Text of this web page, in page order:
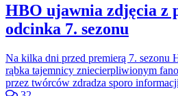
HBO ujawnia zdjęcia z
odcinka 7. sezonu
Na kilka dni przed premierą 7. sezonu
rąbka tajemnicy zniecierpliwionym
przez twórców zdradza sporo